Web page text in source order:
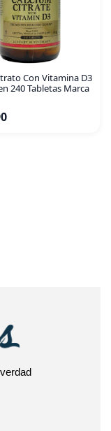
Con Vitamina D3
240 Tabletas Marca